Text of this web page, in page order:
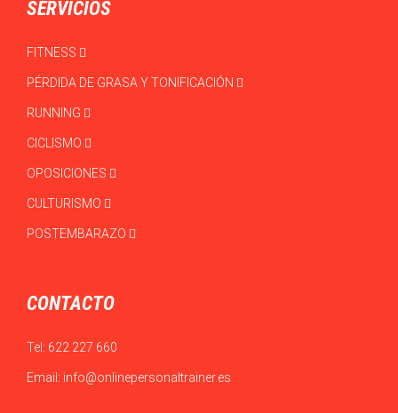
SERVICIOS
FITNESS
PÉRDIDA DE GRASA Y TONIFICACIÓN
RUNNING
CICLISMO
OPOSICIONES
CULTURISMO
POSTEMBARAZO
CONTACTO
Tel: 622 227 660
Email: info@onlinepersonaltrainer.es